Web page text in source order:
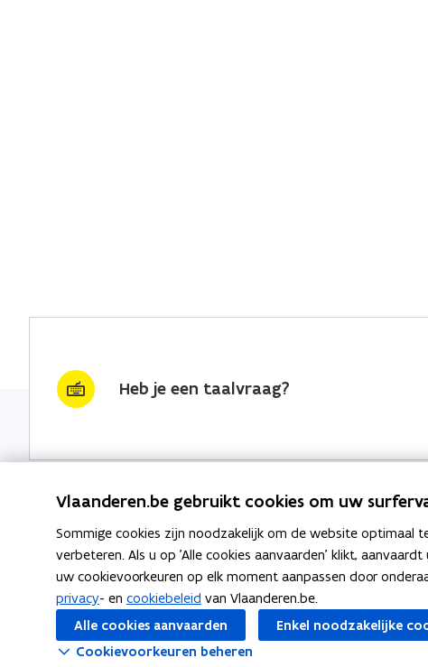
Heb je een taalvraag?
Nieuwsbrief krijgen?
vraag & woord van de week
wekelijks in je mailbox
Schrijf je in
Thema's
Spellingregels
Vlaanderen.be gebruikt cookies om uw
Sommige cookies zijn noodzakelijk om de website optimaal
verbeteren. Als u op 'Alle cookies aanvaarden' klikt,
uw cookievoorkeuren op elk moment aanpassen door
privacy- en cookiebeleid van Vlaanderen.be.
Alle cookies aanvaarden
Enkel noodzakelijke
Cookievoorkeuren beheren